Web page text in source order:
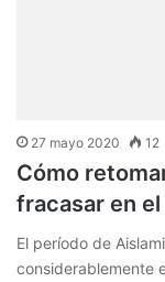
27 mayo 2020 12
Cómo
fracasar en
El período de
considerablemente